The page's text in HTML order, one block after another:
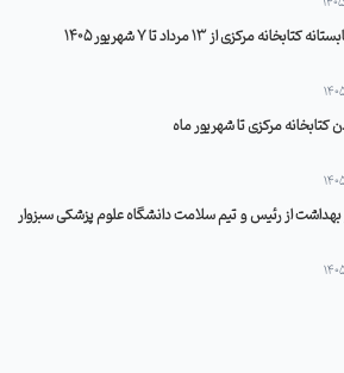
مرکزی از 13 مرداد تا 7 شهریور 1405
مرکزی تا شهریور ماه
بهداشت از رئیس و تیم سلامت دانشگاه علوم پزشکی سبزوار